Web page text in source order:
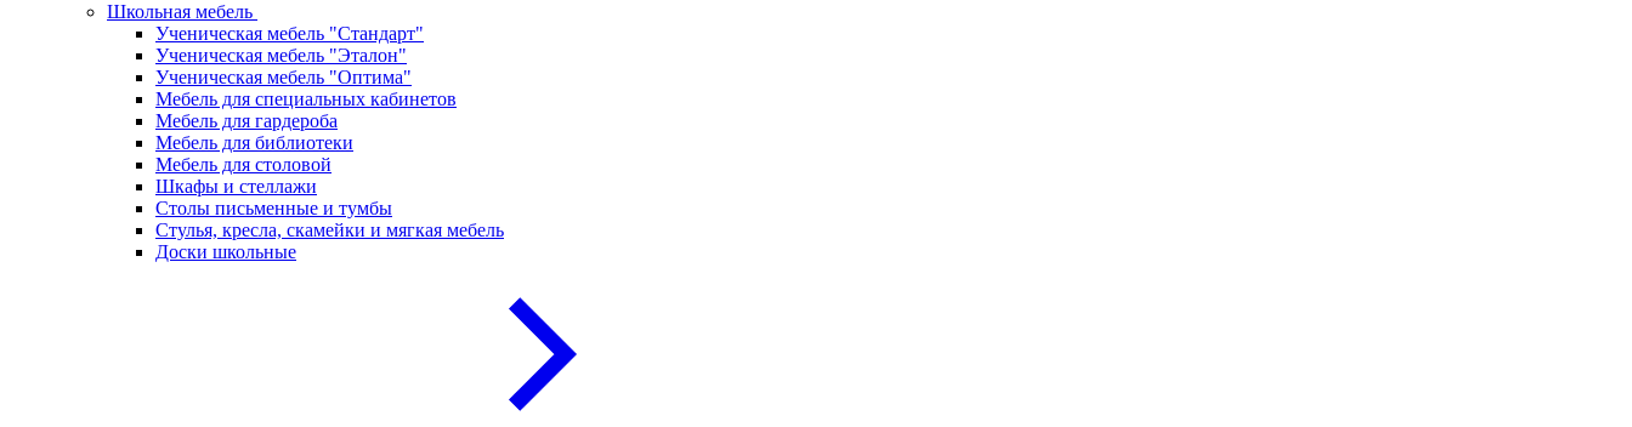
Школьная мебель
Ученическая мебель "Стандарт"
Ученическая мебель "Эталон"
Ученическая мебель "Оптима"
Мебель для специальных кабинетов
Мебель для гардероба
Мебель для библиотеки
Мебель для столовой
Шкафы и стеллажи
Столы письменные и тумбы
Стулья, кресла, скамейки и мягкая мебель
Доски школьные